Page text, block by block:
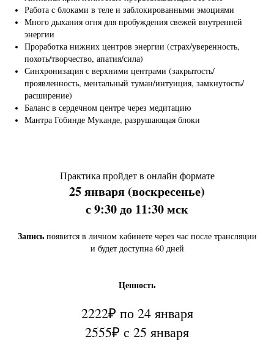
Работа с блоками в теле и заблокированными эмоциями
Много дыхания огня для пробуждения свежей внутренней
энергии
Проработка нижних центров энергии (страх/уверенность,
похоть/творчество, апатия/сила)
Синхронизация с верхними центрами (закрытость/
проявленность, ментальный туман/интуиция, замкнутость/
расширение)
Баланс в сердечном центре через медитацию
Мантра Гобинде Муканде, разрушающая блоки
Практика пройдет в онлайн формате
25 января (воскресенье)
с 9:30 до 11:30 мск
Запись появится в личном кабинете через час после трансляции
и будет доступна 60 дней
Ценность
2222₽ по 24 января
2555₽ с 25 января